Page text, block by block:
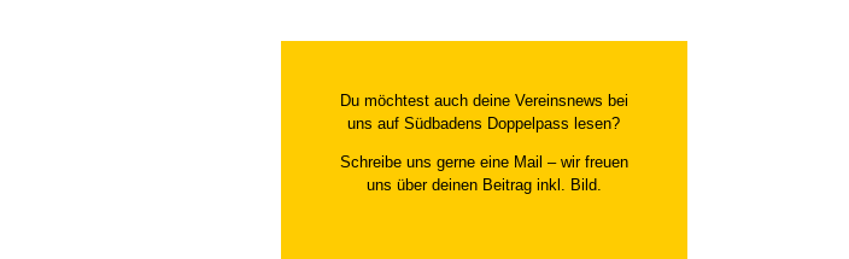
Du möchtest auch deine Vereinsnews bei
uns auf Südbadens Doppelpass lesen?
Schreibe uns gerne eine Mail – wir freuen
uns über deinen Beitrag inkl. Bild.